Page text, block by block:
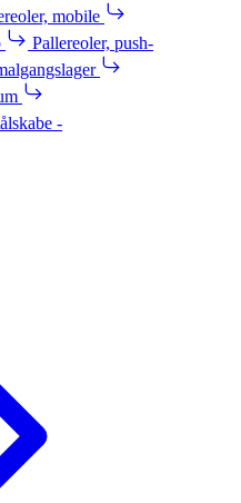
mobile
Pallereoler, push-
-